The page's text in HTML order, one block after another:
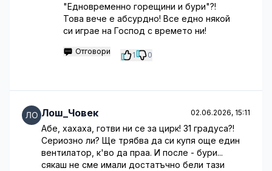
"Едновременно горещини и бури"?!
Това вече е абсурдно! Все едно някой
си играе на Господ с времето ни!
Отговори 1 0
Лош_Човек 02.06.2026, 15:11
Абе, хахаха, готви ни се за цирк! 31 градуса?!
Сериозно ли? Ще трябва да си купя още един
вентилатор, к'во да праа. И после - бури...
сякаш не сме имали достатъчно бели тази